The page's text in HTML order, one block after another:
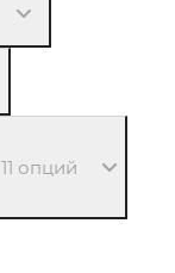
11 опций